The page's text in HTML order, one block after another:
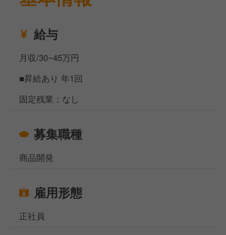
給与
月収/30~45万円
■昇給あり 年1回
固定残業：なし
募集職種
商品開発
雇用形態
正社員